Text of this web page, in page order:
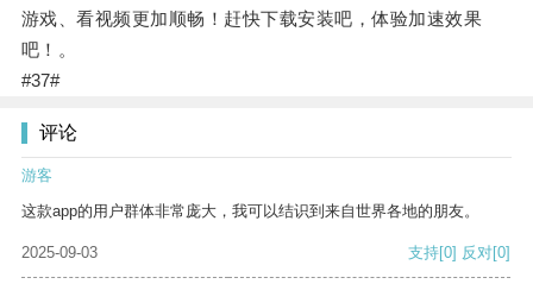
游戏、看视频更加顺畅！赶快下载安装吧，体验加速效果
吧！。
#37#
评论
游客
这款app的用户群体非常庞大，我可以结识到来自世界各地的朋友。
2025-09-03 支持[0] 反对[0]